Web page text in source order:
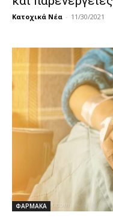
Κατοχικά Νέα - 11/30/2021
ΦΑΡΜΑΚΑ